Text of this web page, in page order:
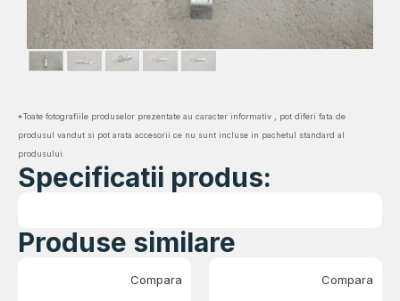
*Toate fotografiile produselor prezentate au caracter informativ , pot diferi fata de
produsul vandut si pot arata accesorii ce nu sunt incluse in pachetul standard al
produsului.
Specificatii produs:
Produse similare
Compara Compara